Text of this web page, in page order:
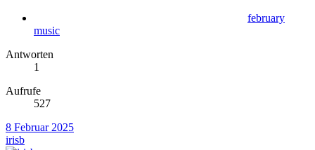
february
music
Antworten
1
Aufrufe
527
8 Februar 2025
irisb